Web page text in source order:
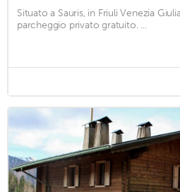
Situato a Sauris, in Friuli Venezia
parcheggio privato gratuito. ...